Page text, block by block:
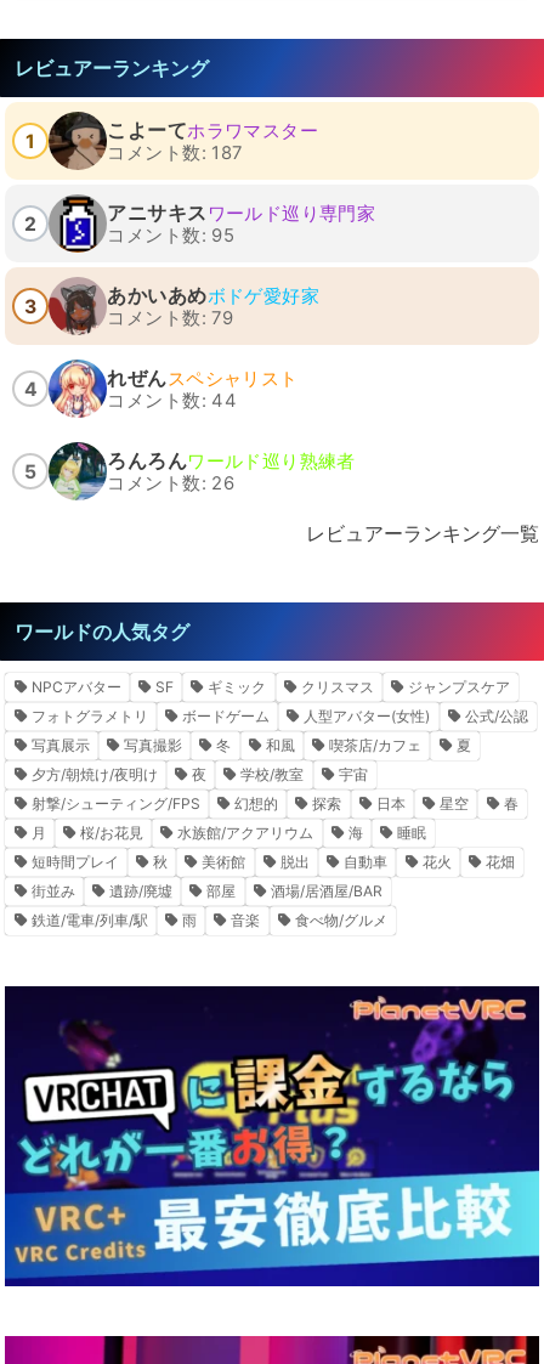
レビュアーランキング
1 こよーてホラワマスター
コメント数: 187
2 アニサキス ワールド巡り専門家
コメント数: 95
3 あかいあめボドゲ愛好家
コメント数: 79
4 れぜんスペシャリスト
コメント数: 44
5 ろんろんワールド巡り熟練者
コメント数: 26
レビュアーランキング一覧
ワールドの人気タグ
NPCアバター SF ギミック クリスマス
ジャンプスケア
フォトグラメトリ
ボードゲーム 人型アバター(女性)
公式/公認
写真展示
写真撮影 冬 和風 喫茶店/カフェ
夏
夕方/朝焼け/夜明け
夜 学校/教室
宇宙
射撃/シューティング/FPS
幻想的 探索 日本 星空
春
月
桜/お花見 水族館/アクアリウム 海
睡眠
短時間プレイ
秋 美術館 脱出 自動車 花火
花畑
街並み
遺跡/廃墟 部屋
酒場/居酒屋/BAR
鉄道/電車/列車/駅
雨 音楽 食べ物/グルメ